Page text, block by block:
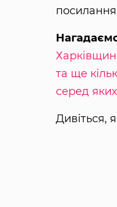
та ще
серед
Дивіться,